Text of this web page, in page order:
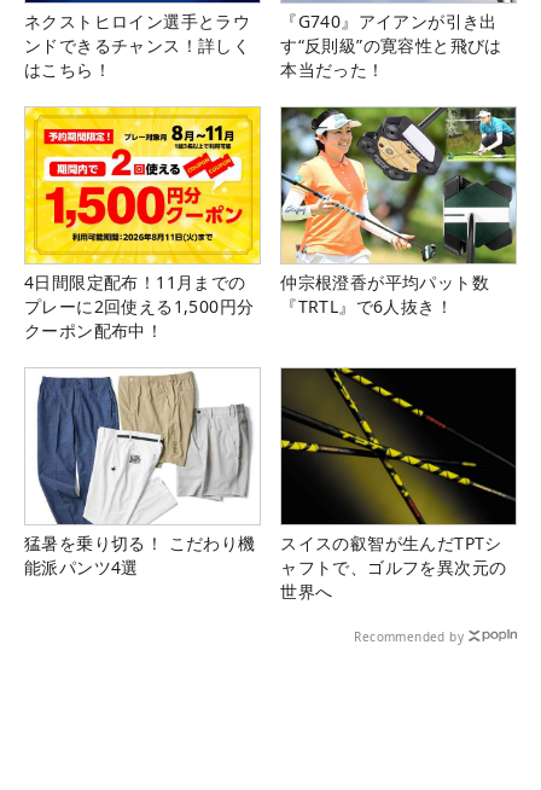
ネクストヒロイン選手とラウ
ンドできるチャンス！詳しく
はこちら！
『G740』アイアンが引き出
す“反則級”の寛容性と飛びは
本当だった！
4日間限定配布！11月までの
プレーに2回使える1,500円分
クーポン配布中！
仲宗根澄香が平均パット数
『TRTL』で6人抜き！
猛暑を乗り切る！ こだわり機
能派パンツ4選
スイスの叡智が生んだTPTシ
ャフトで、ゴルフを異次元の
世界へ
Recommended by